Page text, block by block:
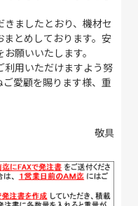
ましたとおり、機材セ
とめしております。安
願いいたします。
用いただけますよう努
愛顧を賜ります様、重
敬具